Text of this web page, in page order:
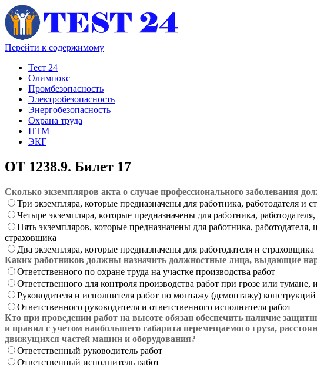
Перейти к содержимому
Тест 24
Олимпокс
Промбезопасность
Электробезопасность
Энергобезопасность
Охрана труда
ПТМ
ЭКГ
ОТ 1238.9. Билет 17
Сколько экземпляров акта о случае профессионального заболевания
Три экземпляра, которые предназначены для работника, работодателя и
Четыре экземпляра, которые предназначены для работника,
Пять экземпляров, которые предназначены для работника,
страховщика
Два экземпляра, которые предназначены для работодателя и страховщика
Каких работников должны назначить должностные лица, выдающие
Ответственного по охране труда на участке производства работ
Ответственного для контроля производства работ при грозе или
Руководителя и исполнителя работ по монтажу (демонтажу)
Ответственного руководителя и ответственного исполнителя работ
Кто при проведении работ на высоте обязан обеспечить наличие
и правил с учетом наибольшего габарита перемещаемого груза,
движущихся частей машин и оборудования?
Ответственный руководитель работ
Ответственный исполнитель работ